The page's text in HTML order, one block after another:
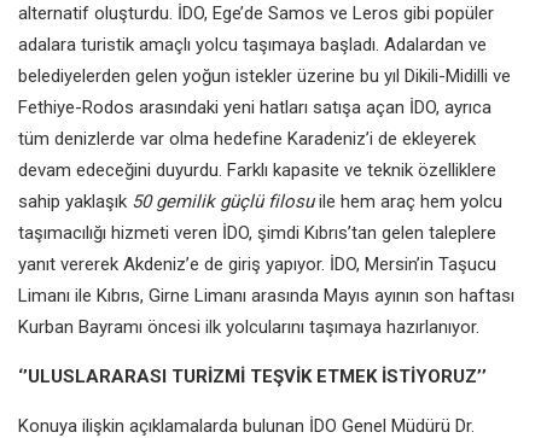
alternatif oluşturdu. İDO, Ege’de Samos ve Leros gibi popüler
adalara turistik amaçlı yolcu taşımaya başladı. Adalardan ve
belediyelerden gelen yoğun istekler üzerine bu yıl Dikili-Midilli ve
Fethiye-Rodos arasındaki yeni hatları satışa açan İDO, ayrıca
tüm denizlerde var olma hedefine Karadeniz’i de ekleyerek
devam edeceğini duyurdu. Farklı kapasite ve teknik özelliklere
sahip yaklaşık 50 gemilik güçlü filosuile hem araç hem yolcu
taşımacılığı hizmeti veren İDO, şimdi Kıbrıs’tan gelen taleplere
yanıt vererek Akdeniz’e de giriş yapıyor. İDO, Mersin’in Taşucu
Limanı ile Kıbrıs, Girne Limanı arasında Mayıs ayının son haftası
Kurban Bayramı öncesi ilk yolcularını taşımaya hazırlanıyor.
‘’ULUSLARARASI TURİZMİ TEŞVİK ETMEK İSTİYORUZ’’
Konuya ilişkin açıklamalarda bulunan İDO Genel Müdürü Dr.